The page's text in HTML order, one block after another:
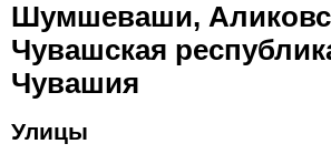
Шумшеваши,
Чувашская
Чувашия
Улицы